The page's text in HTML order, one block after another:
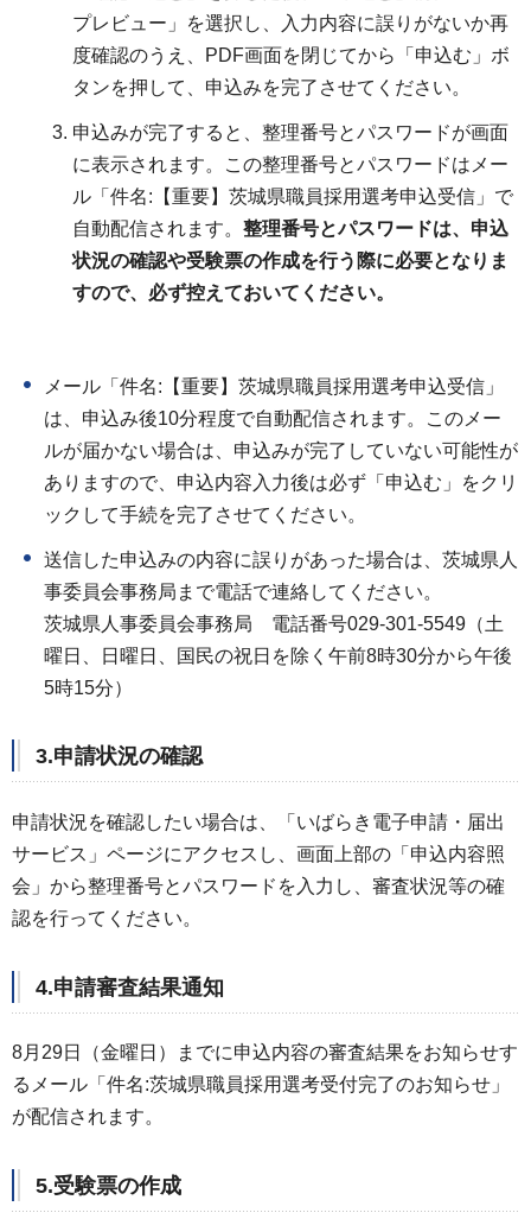
プレビュー」を選択し、入力内容に誤りがないか再
度確認のうえ、PDF画面を閉じてから「申込む」ボ
タンを押して、申込みを完了させてください。
申込みが完了すると、整理番号とパスワードが画面
に表示されます。この整理番号とパスワードはメー
ル「件名:【重要】茨城県職員採用選考申込受信」で
自動配信されます。 整理番号とパスワードは、申込
状況の確認や受験票の作成を行う際に必要となりま
すので、必ず控えておいてください。
メール「件名:【重要】茨城県職員採用選考申込受信」
は、申込み後10分程度で自動配信されます。このメー
ルが届かない場合は、申込みが完了していない可能性が
ありますので、申込内容入力後は必ず「申込む」をクリ
ックして手続を完了させてください。
送信した申込みの内容に誤りがあった場合は、茨城県人
事委員会事務局まで電話で連絡してください。
茨城県人事委員会事務局 電話番号029-301-5549（土
曜日、日曜日、国民の祝日を除く午前8時30分から午後
5時15分）
3.申請状況の確認
申請状況を確認したい場合は、「いばらき電子申請・届出
サービス」ページにアクセスし、画面上部の「申込内容照
会」から整理番号とパスワードを入力し、審査状況等の確
認を行ってください。
4.申請審査結果通知
8月29日（金曜日）までに申込内容の審査結果をお知らせす
るメール「件名:茨城県職員採用選考受付完了のお知らせ」
が配信されます。
5.受験票の作成